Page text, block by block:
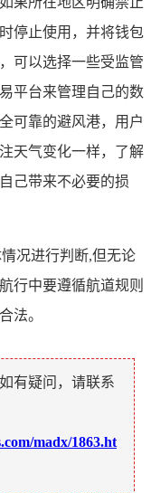
停止使用，并将钱包
可以选择一些受监管
平台来管理自己的数
可靠的避风港，用户
天气变化一样，了解
己带来不必要的损
况进行判断,但无论
行中要遵循航道规则
法。
有疑问，请联系
madx/1863.ht